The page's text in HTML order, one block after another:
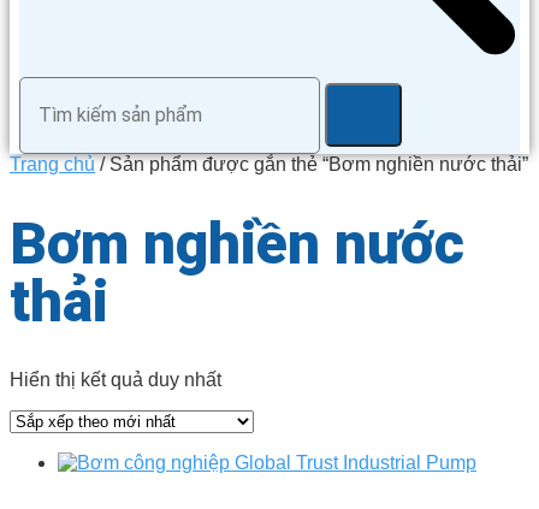
Trang chủ/ Sản phẩm được gắn thẻ “Bơm nghiền nước thải”
Bơm nghiền nước
thải
Hiển thị kết quả duy nhất